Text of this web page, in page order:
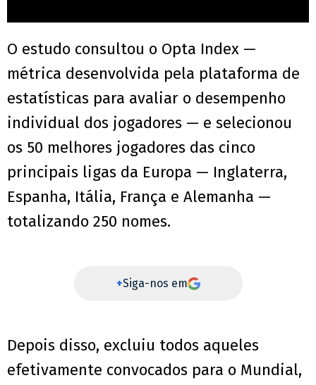
O estudo consultou o Opta Index —
métrica desenvolvida pela plataforma de
estatísticas para avaliar o desempenho
individual dos jogadores — e selecionou
os 50 melhores jogadores das cinco
principais ligas da Europa — Inglaterra,
Espanha, Itália, França e Alemanha —
totalizando 250 nomes.
+Siga-nos em
Depois disso, excluiu todos aqueles
efetivamente convocados para o Mundial,